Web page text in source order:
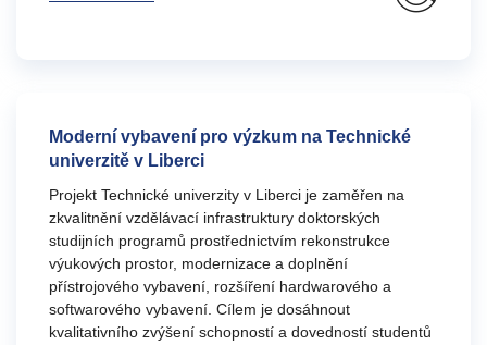
Moderní vybavení pro výzkum na Technické
univerzitě v Liberci
Projekt Technické univerzity v Liberci je zaměřen na
zkvalitnění vzdělávací infrastruktury doktorských
studijních programů prostřednictvím rekonstrukce
výukových prostor, modernizace a doplnění
přístrojového vybavení, rozšíření hardwarového a
softwarového vybavení. Cílem je dosáhnout
kvalitativního zvýšení schopností a dovedností studentů